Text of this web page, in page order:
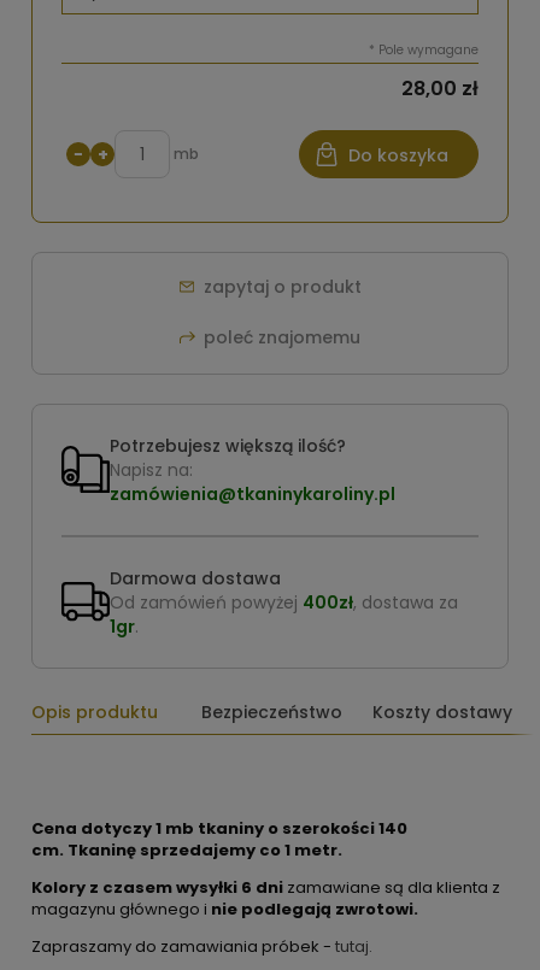
* Pole wymagane
28,00 zł
− + mb Do koszyka
zapytaj o produkt
poleć znajomemu
Potrzebujesz większą ilość?
Napisz na:
zamówienia@tkaninykaroliny.pl
Darmowa dostawa
Od zamówień powyżej 400zł, dostawa za
1gr.
Opis produktu Bezpieczeństwo Koszty dostawy
Cena dotyczy 1 mb tkaniny o szerokości 140
cm. Tkaninę sprzedajemy co 1 metr.
Kolory z czasem wysyłki 6 dni zamawiane są dla klienta z
magazynu głównego i nie podlegają zwrotowi.
Zapraszamy do zamawiania próbek - tutaj.